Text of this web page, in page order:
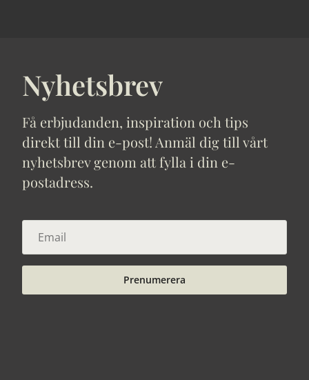
Nyhetsbrev
Få erbjudanden, inspiration och tips
direkt till din e-post! Anmäl dig till vårt
nyhetsbrev genom att fylla i din e-
postadress.
Prenumerera